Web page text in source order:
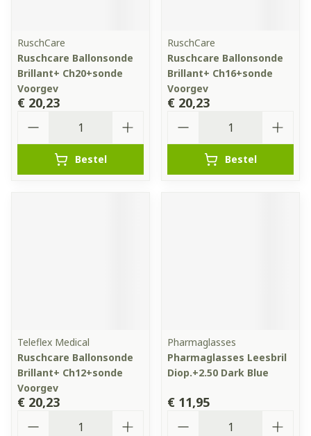
RuschCare
Ruschcare Ballonsonde
Brillant+ Ch20+sonde
Voorgev
€ 20,23
Bestel
RuschCare
Ruschcare Ballonsonde
Brillant+ Ch16+sonde
Voorgev
€ 20,23
Bestel
Teleflex Medical
Ruschcare Ballonsonde
Brillant+ Ch12+sonde
Voorgev
€ 20,23
Pharmaglasses
Pharmaglasses Leesbril
Diop.+2.50 Dark Blue
€ 11,95